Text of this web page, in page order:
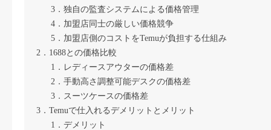
3．独自の監査システムによる価格管理
4．加盟店同士の厳しい価格競争
5．加盟店側のコストをTemuが負担する仕組み
2．1688との価格比較
1．レディースアウターの価格差
2．手動高さ調整可能デスクの価格差
3．スーツケースの価格差
3．Temuで仕入れるデメリットとメリット
1．デメリット